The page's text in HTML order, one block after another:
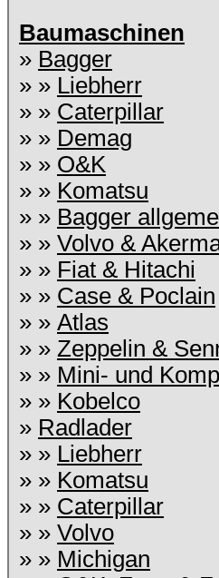
Baumaschinen
» Bagger
» » Liebherr
» » Caterpillar
» » Demag
» » O&K
» » Komatsu
» » Bagger
» » Volvo &
» » Fiat & Hitachi
» » Case & Poclain
» » Atlas
» » Zeppelin &
» » Mini- und
» » Kobelco
» Radlader
» » Liebherr
» » Komatsu
» » Caterpillar
» » Volvo
» » Michigan